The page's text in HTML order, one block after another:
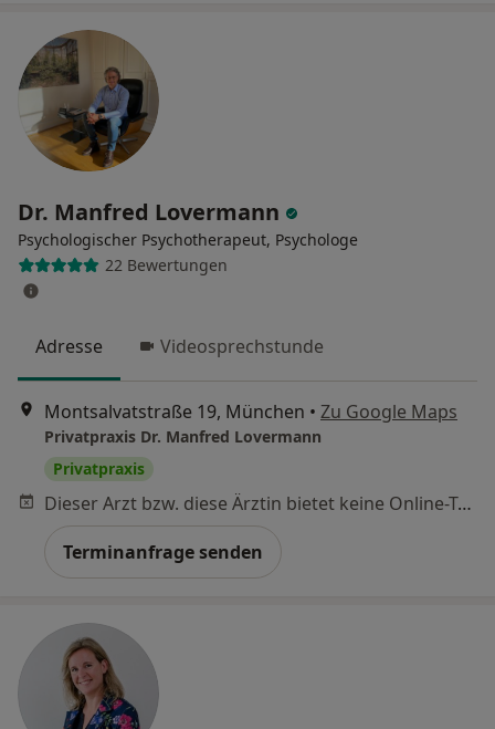
Dr. Manfred Lovermann
Psychologischer Psychotherapeut, Psychologe
22 Bewertungen
Adresse Videosprechstunde
Montsalvatstraße 19, München • Zu Google Maps
Privatpraxis Dr. Manfred Lovermann
Privatpraxis
Dieser Arzt bzw. diese Ärztin bietet keine Online-Terminbuchung an diesem Standort an.
Terminanfrage senden